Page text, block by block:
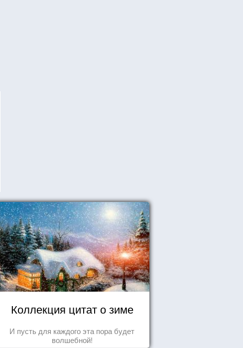
Коллекция цитат о зиме
И пусть для каждого эта пора будет
волшебной!